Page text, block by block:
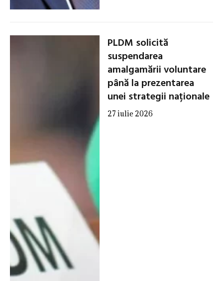
PLDM solicită
suspendarea
amalgamării voluntare
până la prezentarea
unei strategii naționale
27 iulie 2026